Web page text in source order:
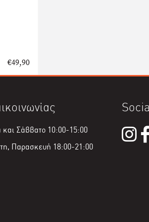
€49,90
και Σάββατο 10:00-15:00
Παρασκευή 18:00-21:00